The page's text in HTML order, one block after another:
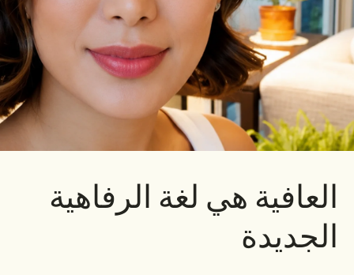
العافية هي لغة الرفاهية
الجديدة